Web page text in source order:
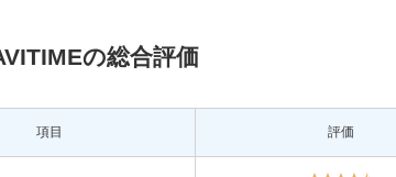
の総合評価
項目 評価